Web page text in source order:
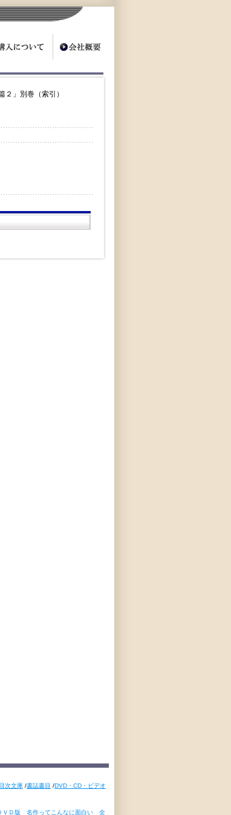
２」別巻（索引）
目次文庫 /書誌書目 /DVD・CD・ビデオ
ＶＤ版 名作ってこんなに面白い 全